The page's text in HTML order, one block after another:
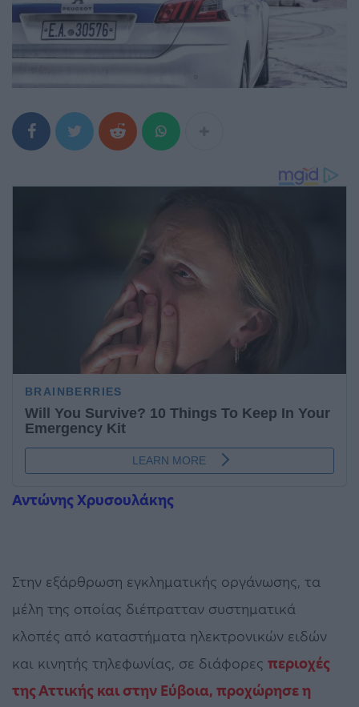
Αντώνης Χρυσουλάκης
Στην εξάρθρωση εγκληματικής οργάνωσης, τα
μέλη της οποίας διέπρατταν συστηματικά
κλοπές από καταστήματα ηλεκτρονικών ειδών
και κινητής τηλεφωνίας, σε διάφορες περιοχές
της Αττικής και στην Εύβοια, προχώρησε η